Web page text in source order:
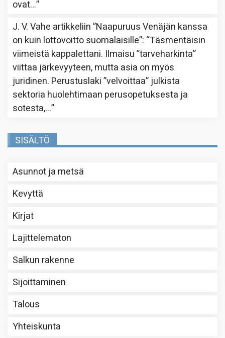
ovat…”
J. V. Vahe artikkeliin”Naapuruus Venäjän kanssa
on kuin lottovoitto suomalaisille”: “Täsmentäisin
viimeistä kappalettani. Ilmaisu ”tarveharkinta”
viittaa järkevyyteen, mutta asia on myös
juridinen. Perustuslaki ”velvoittaa” julkista
sektoria huolehtimaan perusopetuksesta ja
sotesta,…”
SISÄLTÖ
Asunnot ja metsä
Kevyttä
Kirjat
Lajittelematon
Salkun rakenne
Sijoittaminen
Talous
Yhteiskunta